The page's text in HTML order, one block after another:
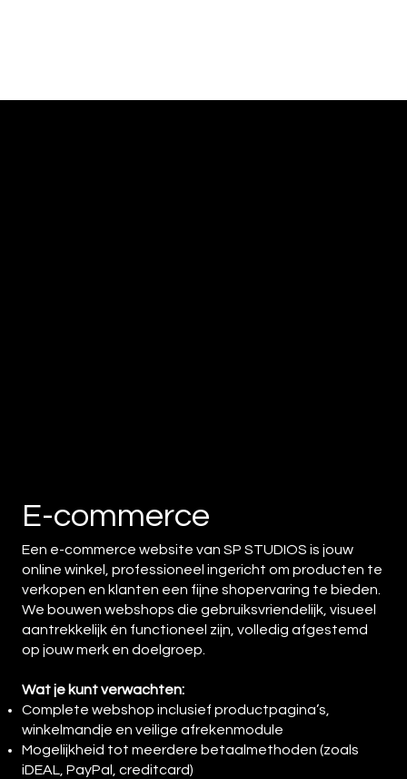
E-commerce
Een e-commerce website van SP STUDIOS is jouw
online winkel, professioneel ingericht om producten te
verkopen en klanten een fijne shopervaring te bieden.
We bouwen webshops die gebruiksvriendelijk, visueel
aantrekkelijk én functioneel zijn, volledig afgestemd
op jouw merk en doelgroep.
Wat je kunt verwachten:
Complete webshop inclusief productpagina’s,
winkelmandje en veilige afrekenmodule
Mogelijkheid tot meerdere betaalmethoden (zoals
iDEAL, PayPal, creditcard)